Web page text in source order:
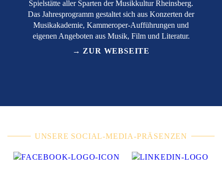
Spielstätte aller Sparten der Musikkultur Rheinsberg.
Das Jahresprogramm gestaltet sich aus Konzerten der
Musikakademie, Kammeroper-Aufführungen und
eigenen Angeboten aus Musik, Film und Literatur.
→ ZUR WEBSEITE
UNSERE SOCIAL-MEDIA-PRÄSENZEN